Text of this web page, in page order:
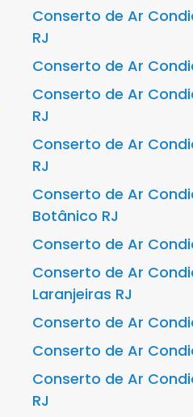
Conserto de Ar
RJ
Conserto de Ar
Conserto de Ar
RJ
Conserto de Ar
RJ
Conserto de Ar
Botânico RJ
Conserto de Ar
Conserto de Ar
Laranjeiras RJ
Conserto de Ar
Conserto de Ar
Conserto de Ar
RJ